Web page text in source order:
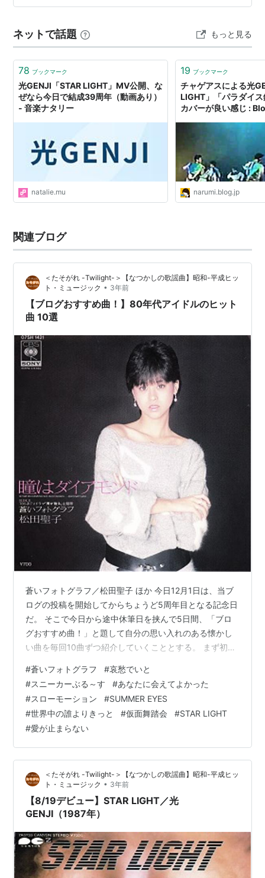
価的にはほとんど変わっていないので音についてはこち
てくると値段が同じ星光 Star Lightとの比較も気になっ
てくると…
ネットで話題 もっと見る
78 ブックマーク
光GENJI「STAR LIGHT」MV公開、な
ぜなら今日で結成39周年（動画あり）
- 音楽ナタリー
natalie.mu
19 ブックマーク
チャゲアスによる光
LIGHT」「パラダイ
カバーが良い感じ :
narumi.blog.jp
関連ブログ
＜たそがれ -Twilight-＞【なつかしの歌謡曲】昭和-平成ヒッ
ト・ミュージック • 3年前
【ブログおすすめ曲！】80年代アイドルのヒット
曲 10選
蒼いフォトグラフ／松田聖子 ほか 今日12月1日は、当ブ
ログの投稿を開始してからちょうど5周年目となる記念日
だ。 そこで今日から途中休筆日を挟んで5日間、「ブロ
グおすすめ曲！」と題して自分の思い入れのある懐かし
い曲を毎回10曲ずつ紹介していくこととする。 まず初日
80年代の特色は男女のアイドルたちで、ほかのどの年代
と比べても輝いていたと思う。 10曲の紹介枠には収まり
きれないほど魅力的なアイドルが溢れていた年代だった
が、今回紹介した10組の歌手たちはまさに本当のスーパ
ーアイドルだった。 それぞれ歌手のデビューシングル曲
のリリース順に紹介してい…
#蒼いフォトグラフ #哀愁でいと
#スニーカーぶる～す #あなたに会えてよかった
#スローモーション #SUMMER EYES
#世界中の誰よりきっと #仮面舞踏会 #STAR LIGHT
#愛が止まらない
＜たそがれ -Twilight-＞【なつかしの歌謡曲】昭和-平成ヒッ
ト・ミュージック • 3年前
【8/19デビュー】STAR LIGHT／光
GENJI（1987年）